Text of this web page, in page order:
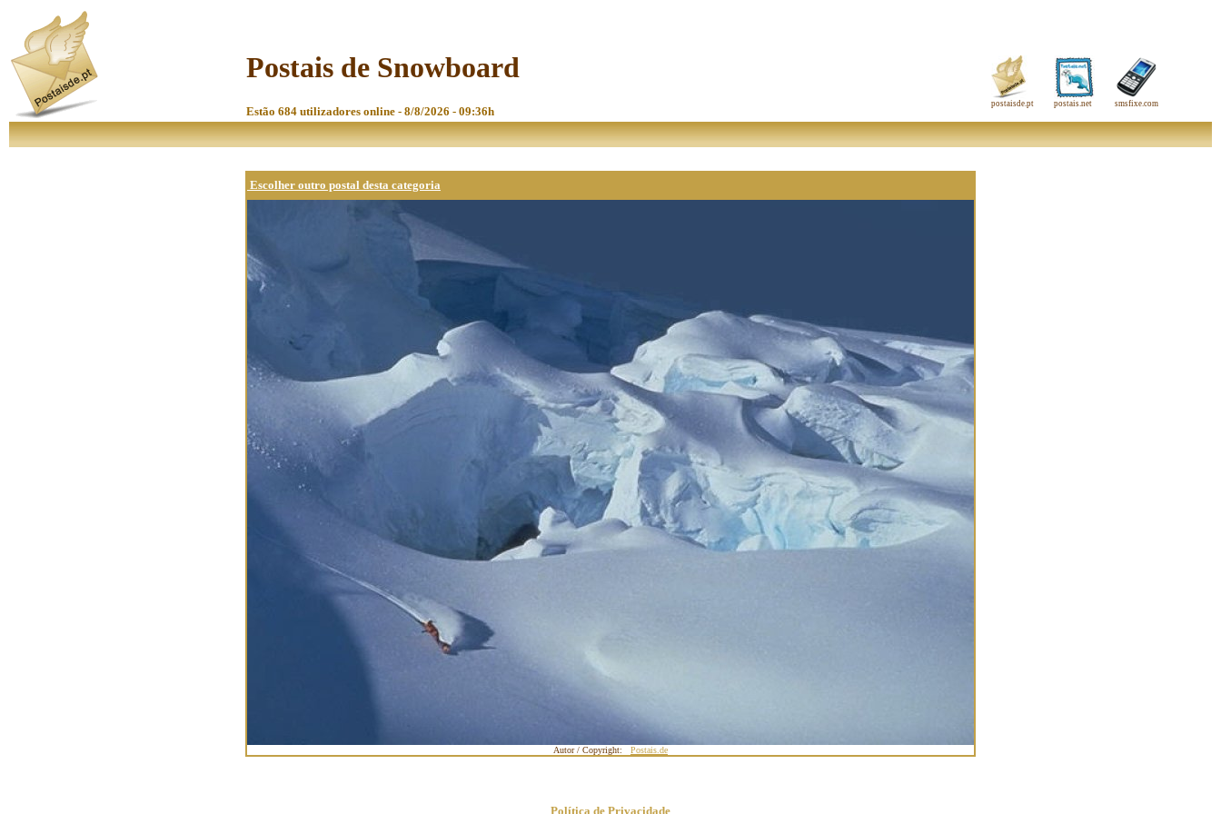
Postais de Snowboard
Estão 684 utilizadores online - 8/8/2026 - 09:36h
postaisde.pt postais.net smsfixe.com
Escolher outro postal desta categoria
Autor / Copyright: Postais.de
Política de Privacidade